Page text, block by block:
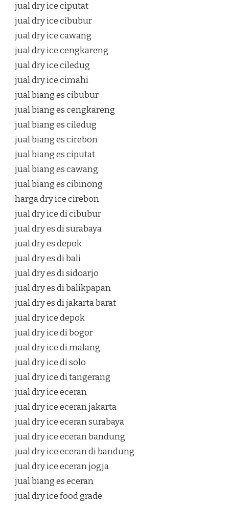
jual dry ice ciputat
jual dry ice cibubur
jual dry ice cawang
jual dry ice cengkareng
jual dry ice ciledug
jual dry ice cimahi
jual biang es cibubur
jual biang es cengkareng
jual biang es ciledug
jual biang es cirebon
jual biang es ciputat
jual biang es cawang
jual biang es cibinong
harga dry ice cirebon
jual dry ice di cibubur
jual dry es di surabaya
jual dry es depok
jual dry es di bali
jual dry es di sidoarjo
jual dry es di balikpapan
jual dry es di jakarta barat
jual dry ice depok
jual dry ice di bogor
jual dry ice di malang
jual dry ice di solo
jual dry ice di tangerang
jual dry ice eceran
jual dry ice eceran jakarta
jual dry ice eceran surabaya
jual dry ice eceran bandung
jual dry ice eceran di bandung
jual dry ice eceran jogja
jual biang es eceran
jual dry ice food grade